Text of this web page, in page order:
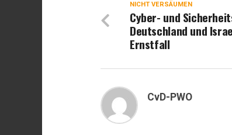
NICHT VERSÄUMEN
Cyber- und
Deutschland und
Ernstfall
CvD-PWO